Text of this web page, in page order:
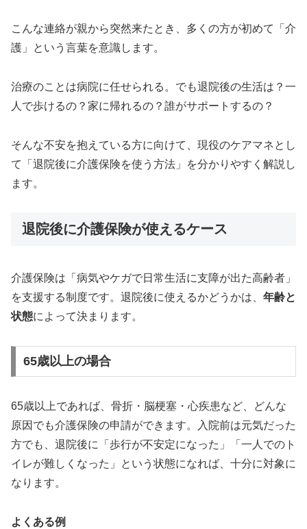
こんな連絡が親から突然来たとき、多くの方が初めて「介
護」という言葉を意識します。
治療のことは病院に任せられる。でも退院後の生活は？一
人で歩けるの？家に帰れるの？誰がサポートするの？
そんな不安を抱えている方に向けて、現役のケアマネとし
て「退院後に介護保険を使う方法」を分かりやすく解説し
ます。
退院後に介護保険が使えるケース
介護保険は「病気やケガで日常生活に支障が出た高齢者」
を支援する制度です。退院後に使えるかどうかは、 年齢と
状態によって決まります。
65歳以上の場合
65歳以上であれば、骨折・脳梗塞・心疾患など、どんな
原因でも介護保険の申請ができます。入院前は元気だった
方でも、退院後に「歩行が不安定になった」「一人でのト
イレが難しくなった」という状態になれば、十分に対象に
なります。
よくある例